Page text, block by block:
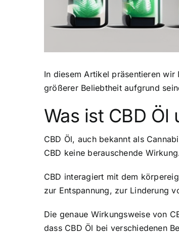
In diesem Artikel präsentieren wir
größerer Beliebtheitaufgrund
Was ist CBD
CBD Öl, auch bekannt als
CBD keine berauschende
CBD interagiert mit dem
zur Entspannung, zur Linderung
Die genaue Wirkungsweise von
dass CBD Öl bei verschiedenen